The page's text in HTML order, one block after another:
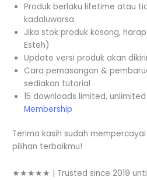
Produk berlaku lifetime atau
kadaluwarsa
Jika stok produk kosong,
Esteh)
Update versi produk akan
Cara pemasangan &
sediakan tutorial
15 downloads limited,
Membership
Terima kasih sudah
pilihan terbaikmu!
★★★★★ | Trusted since 2019